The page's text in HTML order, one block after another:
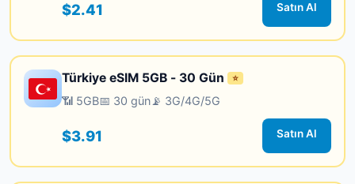
$2.41 Satın Al
Türkiye eSIM 5GB - 30 Gün ⭐
📶 5GB📅 30 gün📡 3G/4G/5G
$3.91 Satın Al